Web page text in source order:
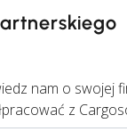
nam o swojej
z